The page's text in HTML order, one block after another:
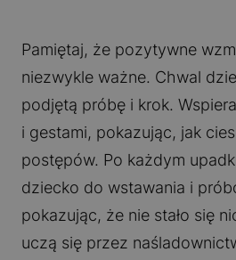
Pamiętaj, że pozytywne
niezwykle ważne. Chwal
podjętą próbę i krok.
i gestami, pokazując, jak
postępów. Po każdym
dziecko do wstawania i
pokazując, że nie stało się
uczą się przez